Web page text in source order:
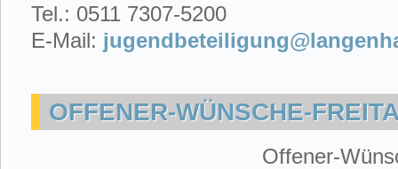
Tel.: 0511 7307-5200
E-Mail:
OFFENER-WÜNSCHE-
Offener-